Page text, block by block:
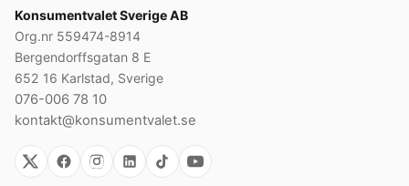
Konsumentvalet Sverige AB
Org.nr 559474-8914
Bergendorffsgatan 8 E
652 16 Karlstad, Sverige
076-006 78 10
kontakt@konsumentvalet.se